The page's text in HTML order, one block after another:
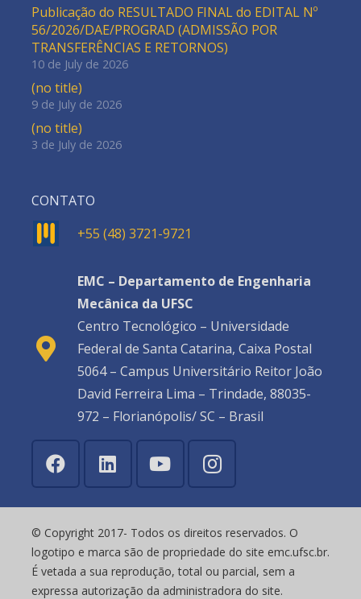
Publicação do RESULTADO FINAL do EDITAL Nº
56/2026/DAE/PROGRAD (ADMISSÃO POR
TRANSFERÊNCIAS E RETORNOS)
10 de July de 2026
(no title)
9 de July de 2026
(no title)
3 de July de 2026
CONTATO
+55 (48) 3721-9721
EMC – Departamento de Engenharia
Mecânica da UFSC
Centro Tecnológico – Universidade
Federal de Santa Catarina, Caixa Postal
5064 – Campus Universitário Reitor João
David Ferreira Lima – Trindade, 88035-
972 – Florianópolis/ SC – Brasil
© Copyright 2017- Todos os direitos reservados. O
logotipo e marca são de propriedade do site emc.ufsc.br.
É vetada a sua reprodução, total ou parcial, sem a
expressa autorização da administradora do site.